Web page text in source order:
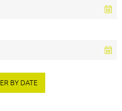
BY DATE